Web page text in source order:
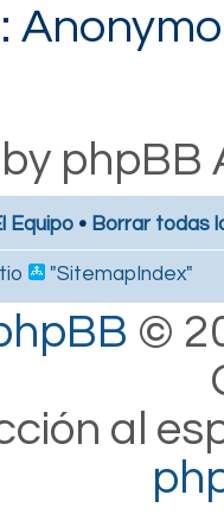
:
by
Equipo • Borrar todas
"SitemapIndex"
©
al